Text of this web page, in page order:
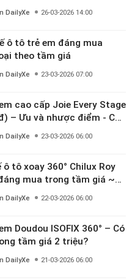
DailyXe 26-03-2026 14:00
ô tô trẻ em đáng mua
theo tầm giá
DailyXe 23-03-2026 07:00
cao cấp Joie Every Stage
– Ưu và nhược điểm - Có
bé từ 0–12 tuổi?
DailyXe 23-03-2026 06:00
tô xoay 360° Chilux Roy
mua trong tầm giá ~3
DailyXe 22-03-2026 06:00
Doudou ISOFIX 360° – Có
tầm giá 2 triệu?
DailyXe 21-03-2026 06:00